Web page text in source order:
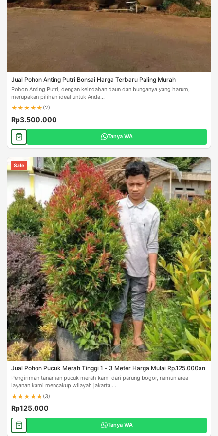
Jual Pohon Anting Putri Bonsai Harga Terbaru Paling Murah
Pohon Anting Putri, dengan keindahan daun dan bunganya yang harum,
merupakan pilihan ideal untuk Anda...
★ ★ ★ ★ ★ (2)
Rp3.500.000
Tanya WA
Sale
Jual Pohon Pucuk Merah Tinggi 1 - 3 Meter Harga Mulai Rp.125.000an
Pengiriman tanaman pucuk merah kami dari parung bogor, namun area
layanan kami mencakup wilayah jakarta,...
★ ★ ★ ★ ★ (3)
Rp125.000
Tanya WA